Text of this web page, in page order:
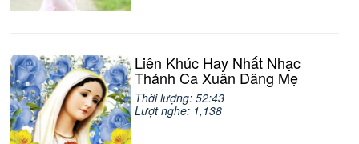
Liên Khúc Hay Nhất Nhạc
Thánh Ca Xuân Dâng Mẹ
Thời lượng: 52:43
Lượt nghe: 1,138